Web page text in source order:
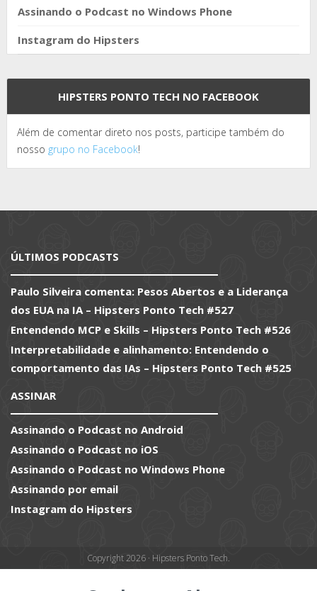
Assinando o Podcast no Windows Phone
Instagram do Hipsters
HIPSTERS PONTO TECH NO FACEBOOK
Além de comentar direto nos posts, participe também do
nosso grupo no Facebook!
ÚLTIMOS PODCASTS
Paulo Silveira comenta: Pesos Abertos e a Liderança
dos EUA na IA – Hipsters Ponto Tech #527
Entendendo MCP e Skills – Hipsters Ponto Tech #526
Interpretabilidade e alinhamento: Entendendo o
comportamento das IAs – Hipsters Ponto Tech #525
ASSINAR
Assinando o Podcast no Android
Assinando o Podcast no iOS
Assinando o Podcast no Windows Phone
Assinando por email
Instagram do Hipsters
Copyright 2026 · Hipsters Ponto Tech.